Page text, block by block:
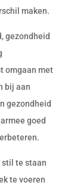
maken.
gezondheid
omgaan met
bij aan
gezondheid
goed
stil te staan
te voeren